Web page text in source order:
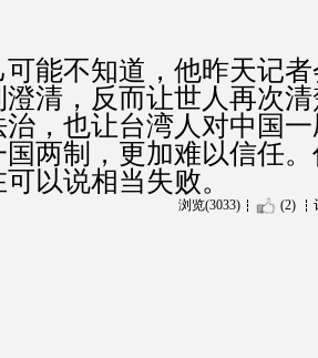
可能不知道，他昨天记
清，反而让世人再次
治，也让台湾人对中国
两制，更加难以信任
以说相当失败。
浏览(3033) (2)